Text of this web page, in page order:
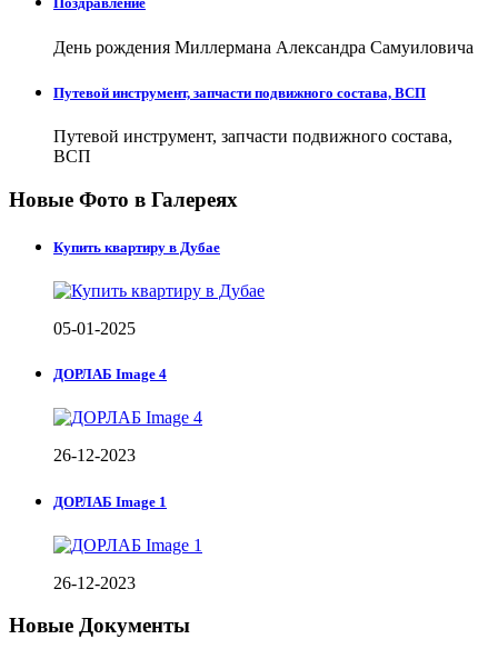
День рождения Миллермана Александра Самуиловича
Путевой инструмент, запчасти подвижного состава, ВСП
Путевой инструмент, запчасти подвижного состава,
ВСП
Новые Фото в Галереях
Купить квартиру в Дубае
05-01-2025
ДОРЛАБ Image 4
26-12-2023
ДОРЛАБ Image 1
26-12-2023
Новые Документы